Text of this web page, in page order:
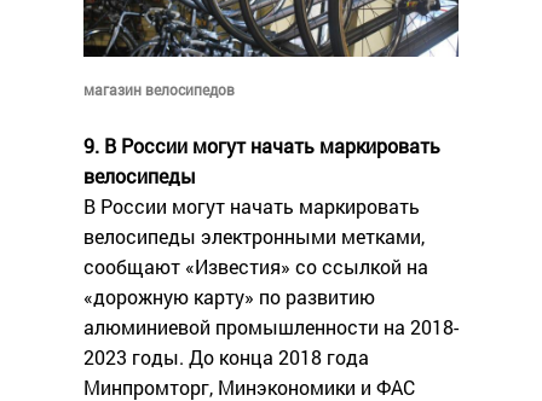
магазин велосипедов
9. В России могут начать маркировать
велосипеды
В России могут начать маркировать
велосипеды электронными метками,
сообщают «Известия» со ссылкой на
«дорожную карту» по развитию
алюминиевой промышленности на 2018-
2023 годы. До конца 2018 года
Минпромторг, Минэкономики и ФАС